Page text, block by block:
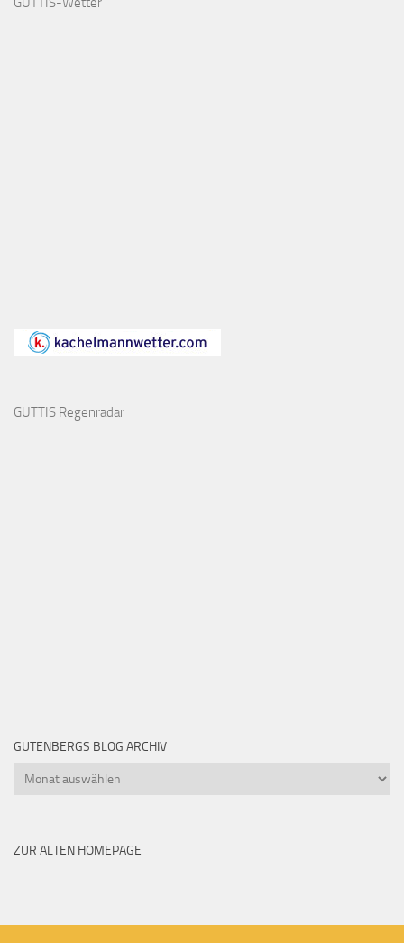
GUTTIS Regenradar
GUTENBERGS BLOG ARCHIV
Gutenbergs
ZUR ALTEN HOMEPAGE